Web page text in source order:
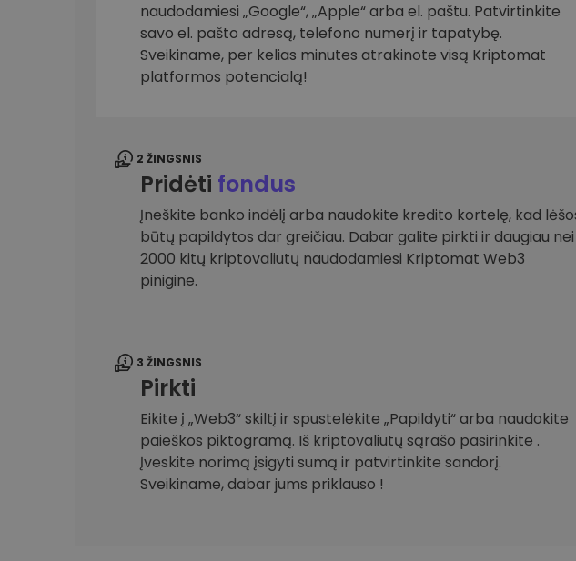
Investicijų tyrinėtojas
Rask savo kripto strategiją
naudodamiesi „Google“, „Apple“ arba el. paštu. Patvirtinkite
savo el. pašto adresą, telefono numerį ir tapatybę.
Sveikiname, per kelias minutes atrakinote visą Kriptomat
platformos potencialą!
2 ŽINGSNIS
Pridėti fondus
Įneškite banko indėlį arba naudokite kredito kortelę, kad
būtų papildytos dar greičiau. Dabar galite pirkti ir daugiau nei
2000 kitų kriptovaliutų naudodamiesi Kriptomat Web3
pinigine.
3 ŽINGSNIS
Pirkti
Eikite į „Web3“ skiltį ir spustelėkite „Papildyti“ arba naudokite
paieškos piktogramą. Iš kriptovaliutų sąrašo pasirinkite .
Įveskite norimą įsigyti sumą ir patvirtinkite sandorį.
Sveikiname, dabar jums priklauso !